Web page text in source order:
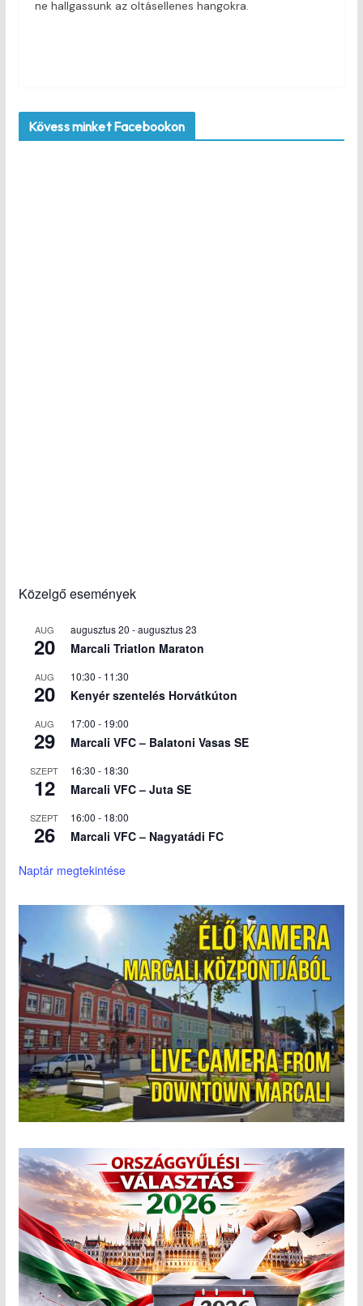
ne hallgassunk az oltásellenes hangokra.
Kövess minket Facebookon
Közelgő események
AUG
20
augusztus 20 -augusztus 23
Marcali Triatlon Maraton
AUG
20
10:30 - 11:30
Kenyér szentelés Horvátkúton
AUG
29
17:00 - 19:00
Marcali VFC – Balatoni Vasas SE
SZEPT
12
16:30 - 18:30
Marcali VFC – Juta SE
SZEPT
26
16:00 - 18:00
Marcali VFC – Nagyatádi FC
Naptár megtekintése